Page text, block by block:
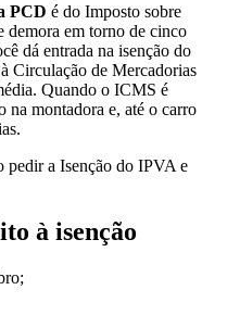
PCD é do Imposto sobre
demora em torno de cinco
dá entrada na isenção do
Circulação de Mercadorias
Quando o ICMS é
na montadora e, até o carro
pedir a Isenção do IPVA e
à isenção